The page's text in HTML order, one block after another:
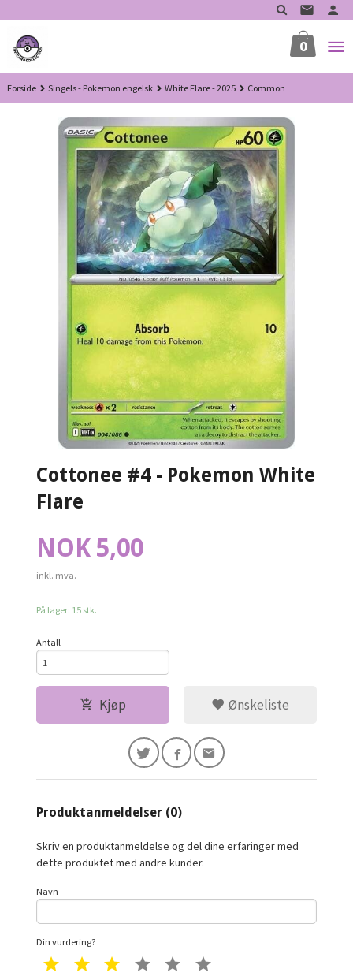
til
innholdet
0
Forside Singels - Pokemon engelsk White Flare - 2025 Common
Cottonee #4 - Pokemon White
Flare
Pris
NOK 5,00
inkl. mva.
På lager: 15 stk.
Antall
Kjøp Ønskeliste
Produktanmeldelser (0)
Skriv en produktanmeldelse og del dine erfaringer med
dette produktet med andre kunder.
Navn
Din vurdering?
1 star 2 star 3 star 4 star 5 star